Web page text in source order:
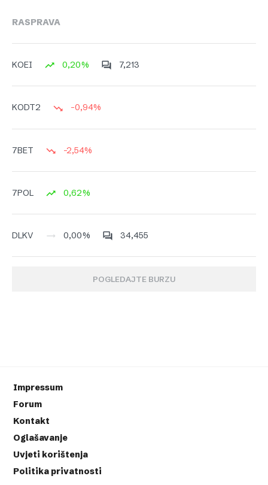
RASPRAVA
KOEI 0,20% 7,213
KODT2 -0,94%
7BET -2,54%
7POL 0,62%
DLKV 0,00% 34,455
POGLEDAJTE BURZU
Impressum
Forum
Kontakt
Oglašavanje
Uvjeti korištenja
Politika privatnosti